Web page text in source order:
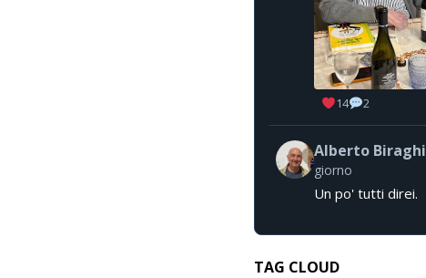
14 2
Alberto Biraghi
giorno
Un po' tutti direi.
TAG CLOUD